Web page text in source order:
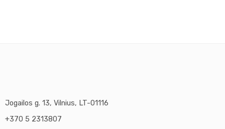
Jogailos g. 13, Vilnius, LT-01116
+370 5 2313807